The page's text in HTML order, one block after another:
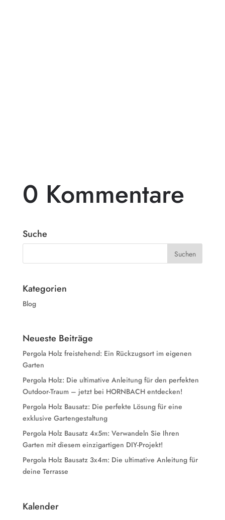
0 Kommentare
Suche
Kategorien
Blog
Neueste Beiträge
Pergola Holz freistehend: Ein Rückzugsort im eigenen
Garten
Pergola Holz: Die ultimative Anleitung für den perfekten
Outdoor-Traum – jetzt bei HORNBACH entdecken!
Pergola Holz Bausatz: Die perfekte Lösung für eine
exklusive Gartengestaltung
Pergola Holz Bausatz 4x5m: Verwandeln Sie Ihren
Garten mit diesem einzigartigen DIY-Projekt!
Pergola Holz Bausatz 3x4m: Die ultimative Anleitung für
deine Terrasse
Kalender